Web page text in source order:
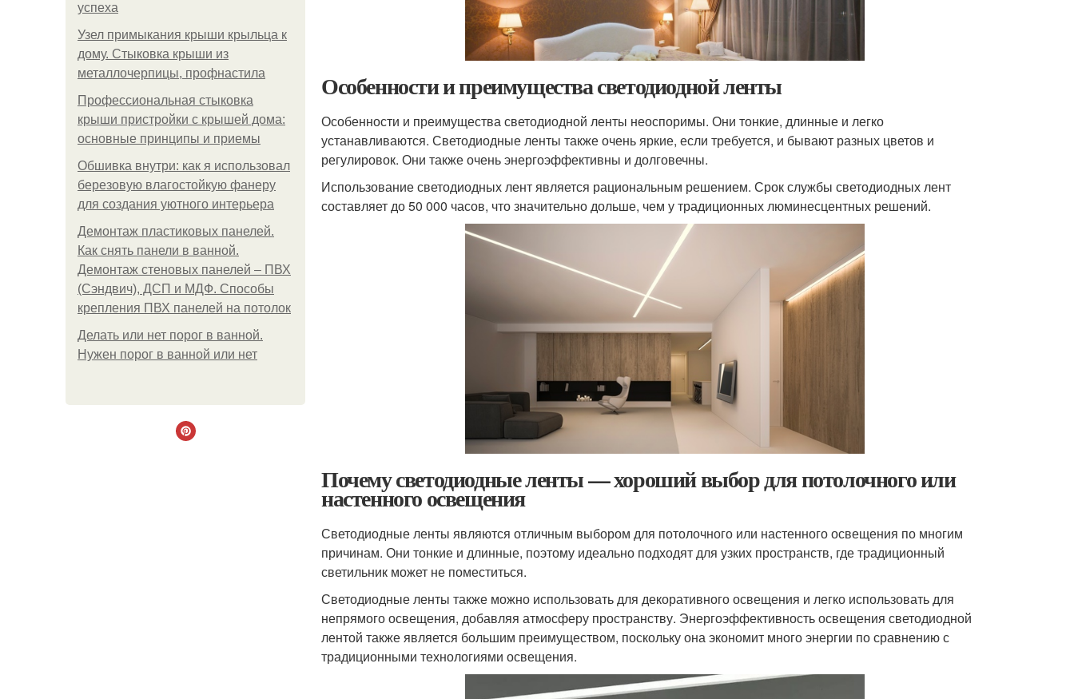
успеха
Узел примыкания крыши крыльца к
дому. Стыковка крыши из
металлочерпицы, профнастила
Профессиональная стыковка
крыши пристройки с крышей дома:
основные принципы и приемы
Обшивка внутри: как я использовал
березовую влагостойкую фанеру
для создания уютного интерьера
Демонтаж пластиковых панелей.
Как снять панели в ванной.
Демонтаж стеновых панелей – ПВХ
(Сэндвич), ДСП и МДФ. Способы
крепления ПВХ панелей на потолок
Делать или нет порог в ванной.
Нужен порог в ванной или нет
Особенности и преимущества светодиодной ленты
Особенности и преимущества светодиодной ленты неоспоримы. Они тонкие, длинные и легко
устанавливаются. Светодиодные ленты также очень яркие, если требуется, и бывают разных цветов и
регулировок. Они также очень энергоэффективны и долговечны.
Использование светодиодных лент является рациональным решением. Срок службы светодиодных лент
составляет до 50 000 часов, что значительно дольше, чем у традиционных люминесцентных решений.
Почему светодиодные ленты — хороший выбор для потолочного или
настенного освещения
Светодиодные ленты являются отличным выбором для потолочного или настенного освещения по многим
причинам. Они тонкие и длинные, поэтому идеально подходят для узких пространств, где традиционный
светильник может не поместиться.
Светодиодные ленты также можно использовать для декоративного освещения и легко использовать для
непрямого освещения, добавляя атмосферу пространству. Энергоэффективность освещения светодиодной
лентой также является большим преимуществом, поскольку она экономит много энергии по сравнению с
традиционными технологиями освещения.